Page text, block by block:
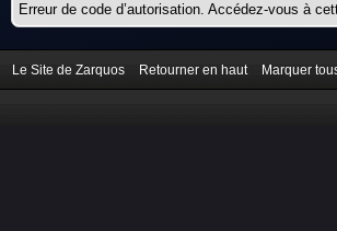
Erreur de code d’autorisation. Accédez-vous à
Le Site de Zarquos Retourner en haut Marquer